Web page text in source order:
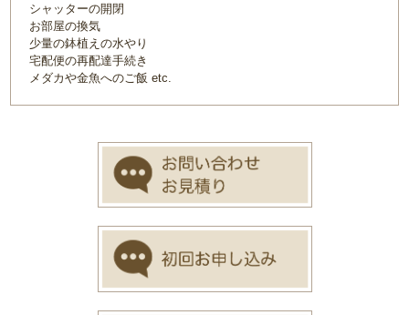
シャッターの開閉
お部屋の換気
少量の鉢植えの水やり
宅配便の再配達手続き
メダカや金魚へのご飯 etc.